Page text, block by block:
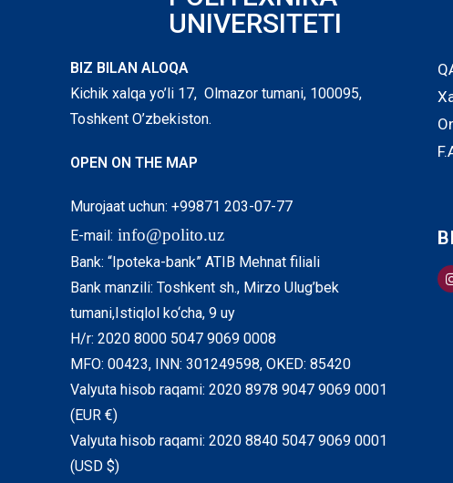
UNIVERSITETI
BIZ BILAN ALOQA
Kichik xalqa yo’li 17, Olmazor tumani, 100095,
Toshkent O’zbekiston.
OPEN ON THE MAP
Murojaat uchun: +99871 203-07-77
E-mail: info@polito.uz
Bank: “Ipoteka-bank” ATIB Mehnat filiali
Bank manzili: Toshkent sh., Mirzo Ulug’bek
tumani,Istiqlol ko‘cha, 9 uy
H/r: 2020 8000 5047 9069 0008
MFO: 00423, INN: 301249598, OKED: 85420
Valyuta hisob raqami: 2020 8978 9047 9069 0001
(EUR €)
Valyuta hisob raqami: 2020 8840 5047 9069 0001
(USD $)